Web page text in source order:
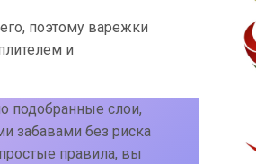
поэтому варежки
и
подобранные слои,
забавами без риска
правила, вы